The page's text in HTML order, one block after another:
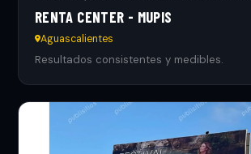
RENTA CENTER - MUPIS
Aguascalientes
Resultados consistentes y medibles.